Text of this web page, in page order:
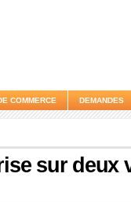
COMMERCE DEMANDES
sur deux